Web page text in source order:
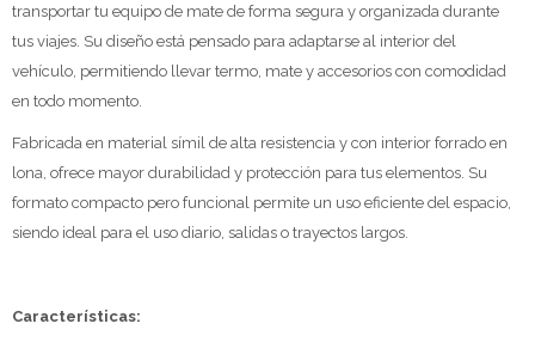
transportar tu equipo de mate de forma segura y organizada durante
tus viajes. Su diseño está pensado para adaptarse al interior del
vehículo, permitiendo llevar termo, mate y accesorios con comodidad
en todo momento.
Fabricada en material símil de alta resistencia y con interior forrado en
lona, ofrece mayor durabilidad y protección para tus elementos. Su
formato compacto pero funcional permite un uso eficiente del espacio,
siendo ideal para el uso diario, salidas o trayectos largos.
Características: